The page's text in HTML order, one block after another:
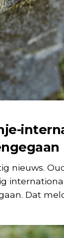
nieuws.
Dat